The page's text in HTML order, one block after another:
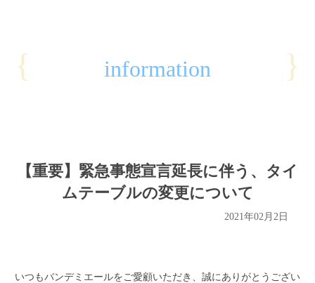
{ information }
【重要】緊急事態宣言延長に伴う、タイ
ムテーブルの変更について
2021年02月2日
いつもバンデミエールをご愛顧いただき、誠にありがとうござい